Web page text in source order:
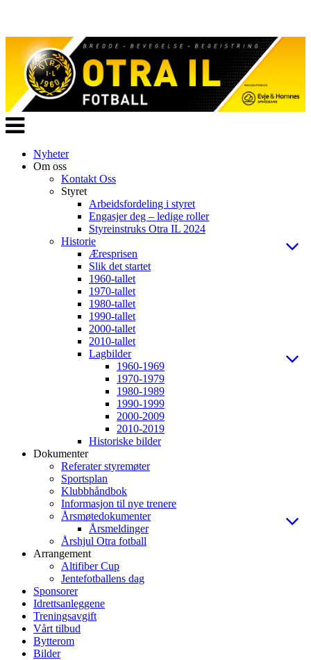
Veksle
navigasjon
Nyheter
Om oss
Kontakt Oss
Styret
Arbeidsfordeling i styret
Engasjer deg – ledige roller
Styreinstruks Otra IL 2024
Historie
Æresprisen
Slik det startet
1960-tallet
1970-tallet
1980-tallet
1990-tallet
2000-tallet
2010-tallet
Lagbilder
1960-1969
1970-1979
1980-1989
1990-1999
2000-2009
2010-2019
Historiske bilder
Dokumenter
Referater styremøter
Sportsplan
Klubbhåndbok
Informasjon til nye trenere
Årsmøtedokumenter
Årsmeldinger
Årshjul Otra fotball
Arrangement
Altifiber Cup
Jentefotballens dag
Sponsorer
Idrettsanleggene
Treningsavgift
Vårt tilbud
Bytterom
Bilder